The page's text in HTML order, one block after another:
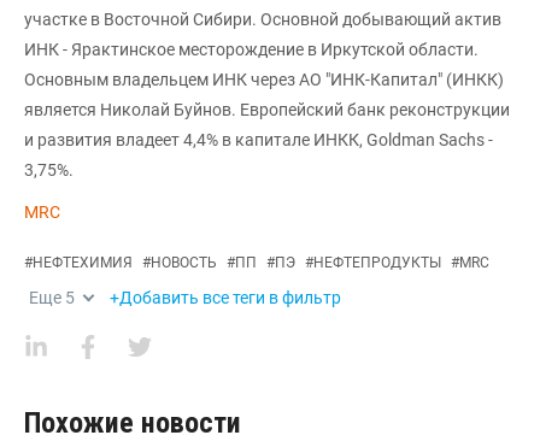
участке в Восточной Сибири. Основной добывающий актив
ИНК - Ярактинское месторождение в Иркутской области.
Основным владельцем ИНК через АО "ИНК-Капитал" (ИНКК)
является Николай Буйнов. Европейский банк реконструкции
и развития владеет 4,4% в капитале ИНКК, Goldman Sachs -
3,75%.
MRC
#НЕФТЕХИМИЯ #НОВОСТЬ #ПП #ПЭ #НЕФТЕПРОДУКТЫ #MRC
Еще 5 +Добавить все теги в фильтр
Похожие новости